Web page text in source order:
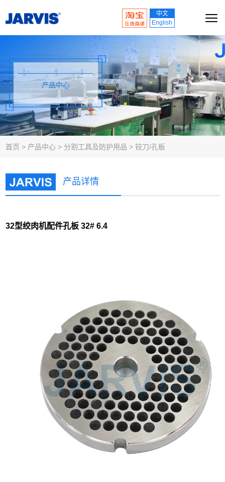
中文
English
产品中心
首页 > 产品中心 > 分割工具及防护用品 >铰刀/孔板
产品详情
32型绞肉机配件孔板 32# 6.4